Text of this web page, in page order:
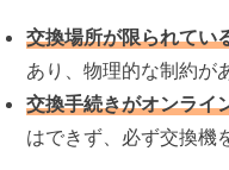
交換場所が限られてい
あり、物理的な制約が
交換手続きがオンライ
はできず、必ず交換機